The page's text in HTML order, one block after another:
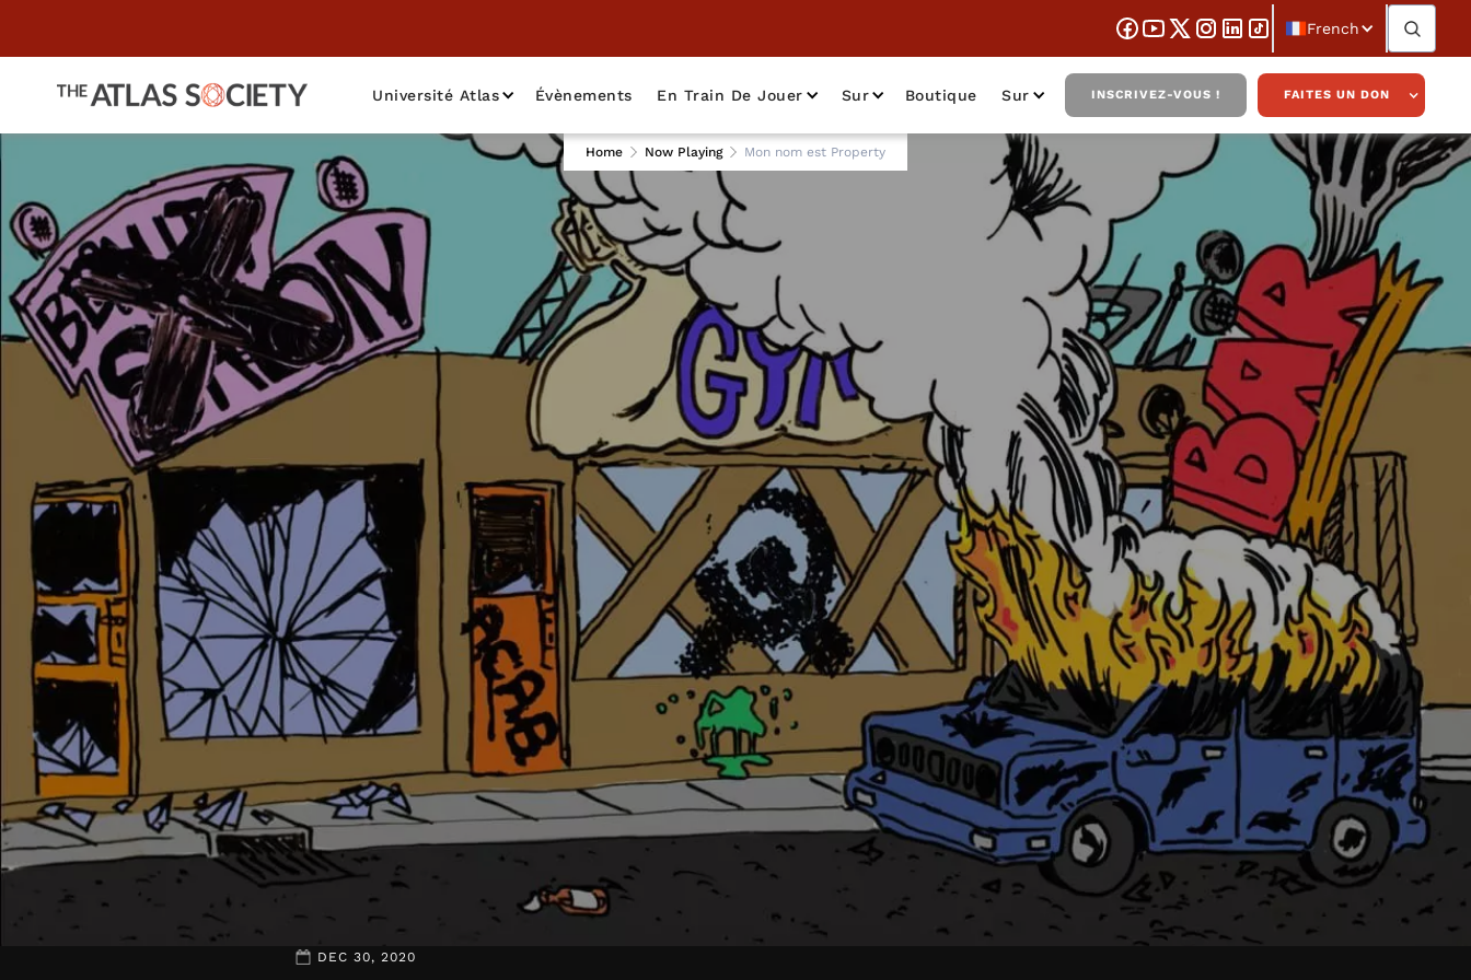
French
Université Atlas Évènements En Train De Jouer Sur Boutique Sur INSCRIVEZ-VOUS ! FAITES UN DON
DEC 30, 2020
Home Now Playing Mon nom est Property